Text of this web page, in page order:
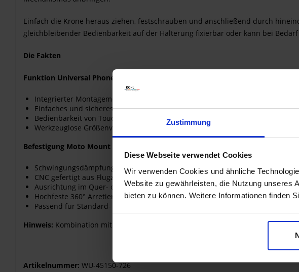
Zustimmung
Diese Webseite verwendet Cookies
Wir verwenden Cookies und ähnliche
Website zu gewährleisten, die Nutzung unseres
bieten zu können. Weitere Informationen finden
Einfach die Krone heraus ziehen, festschrauben und anschließend durch
gleichbleibender Bedienbarkeit auf der Halterung fixierbar oder kann bei
Die Fakten
Funktion Universal Phone Clamp
Integrierter Montagemechanismus
Einfaches und sicheres Verschlusssystem
Bedienbarkeit von Touchscreen und Knöpfen bleibt möglich
Werkzeuglose Größenverstellung von 58 - 85 mm
Befestigung Moto Mount Pro
Schwingungsdämpfung
CNC gefertigt aus Flugzeug Aluminium
Ausrichtung im Quer- oder Hochformat
Hochfeste 360° Arretierung in 6° Schritten
Passend für Standard- und Oversize Lenker (2,22 / 2,54 / 2,86 / 3,17 cm bzw.
Hinweis: Kombination mit induktivem Ladeadapter (45150-210) nicht möglich
Artikelnummer: WU-45150-726